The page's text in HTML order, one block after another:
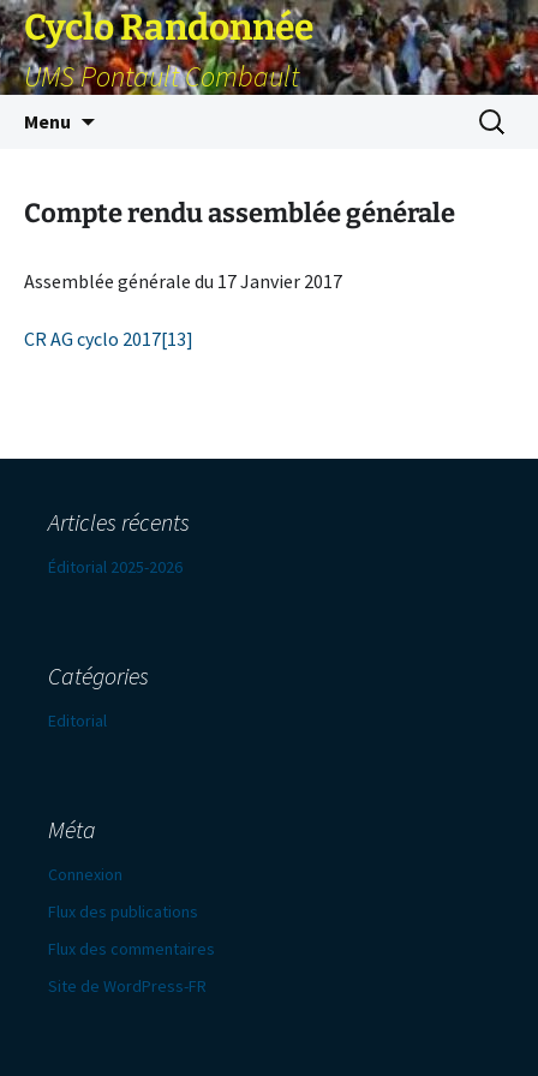
Cyclo Randonnée
UMS Pontault Combault
Menu
Compte rendu assemblée générale
Assemblée générale du 17 Janvier 2017
CR AG cyclo 2017[13]
Articles récents
Éditorial 2025-2026
Catégories
Editorial
Méta
Connexion
Flux des publications
Flux des commentaires
Site de WordPress-FR